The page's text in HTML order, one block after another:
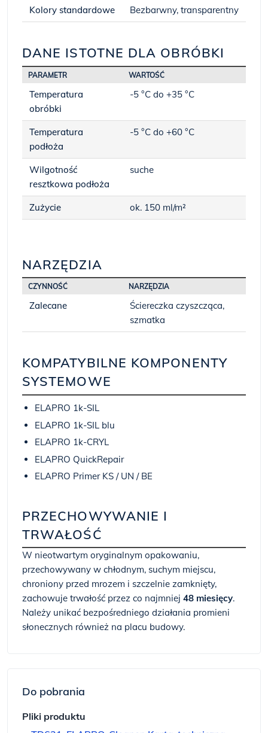
Kolory standardowe Bezbarwny, transparentny
DANE ISTOTNE DLA OBRÓBKI
PARAMETR WARTOŚĆ
Temperatura
obróbki
-5 °C do +35 °C
Temperatura
podłoża
-5 °C do +60 °C
Wilgotność
resztkowa podłoża
suche
Zużycie ok. 150 ml/m²
NARZĘDZIA
CZYNNOŚĆ NARZĘDZIA
Zalecane
Ściereczka czyszcząca,
szmatka
KOMPATYBILNE KOMPONENTY
SYSTEMOWE
ELAPRO 1k-SIL
ELAPRO 1k-SIL blu
ELAPRO 1k-CRYL
ELAPRO QuickRepair
ELAPRO Primer KS / UN / BE
PRZECHOWYWANIE I
TRWAŁOŚĆ
W nieotwartym oryginalnym opakowaniu,
przechowywany w chłodnym, suchym miejscu,
chroniony przed mrozem i szczelnie zamknięty,
zachowuje trwałość przez co najmniej 48 miesięcy.
Należy unikać bezpośredniego działania promieni
słonecznych również na placu budowy.
Do pobrania
Pliki produktu